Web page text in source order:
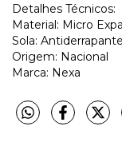
Detalhes Técnicos:
Material: Micro
Sola: Antiderrapante
Origem: Nacional
Marca: Nexa